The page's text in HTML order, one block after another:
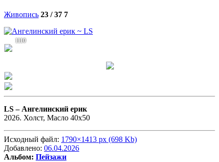
Живопись 23 / 37 7
1110
LS – Ангелинский ерик
2026. Холст, Масло 40х50
Исходный файл: 1790×1413 px (698 Kb)
Добавлено: 06.04.2026
Альбом: Пейзажи